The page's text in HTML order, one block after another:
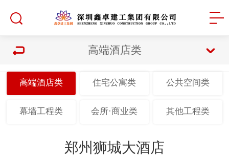
高端酒店类
高端酒店类 住宅公寓类 公共空间类
幕墙工程类 会所·商业类 其他工程类
郑州狮城大酒店